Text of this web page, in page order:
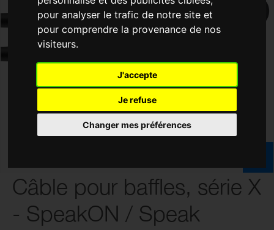
pour analyser le trafic de notre site et
pour comprendre la provenance de nos
visiteurs.
J'accepte
Je refuse
Changer mes préférences
Câble pour baffles, série X
- SpeakON / Speak